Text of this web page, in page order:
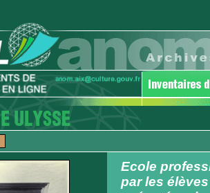
Ecole
par les